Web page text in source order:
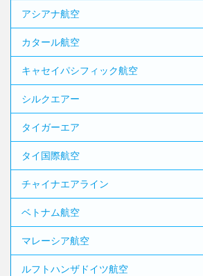
アシアナ航空
カタール航空
キャセイパシフィック航空
シルクエアー
タイガーエア
タイ国際航空
チャイナエアライン
ベトナム航空
マレーシア航空
ルフトハンザドイツ航空